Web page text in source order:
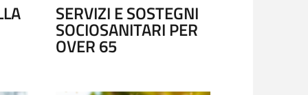
SERVIZI E SOSTEGNI
SOCIOSANITARI PER
OVER 65